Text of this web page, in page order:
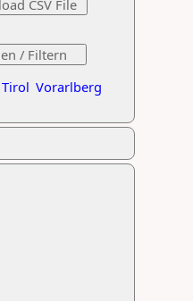
Tirol Vorarlberg